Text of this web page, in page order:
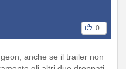
0
anche se il trailer non